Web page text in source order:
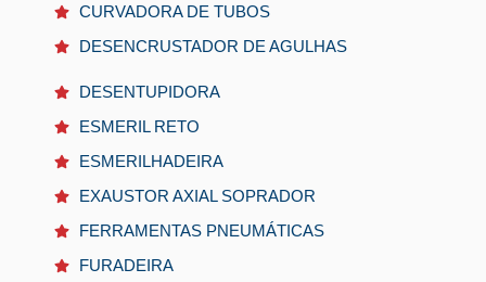
CURVADORA DE TUBOS
DESENCRUSTADOR DE AGULHAS
DESENTUPIDORA
ESMERIL RETO
ESMERILHADEIRA
EXAUSTOR AXIAL SOPRADOR
FERRAMENTAS PNEUMÁTICAS
FURADEIRA